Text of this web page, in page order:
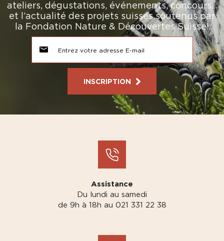
ateliers, dégustations, événements, concours…
et l’actualité des projets suisses soutenus par
la Fondation Nature & Découvertes Suisse!
INSCRIPTION
Assistance
Du lundi au samedi
de 9h à 18h au 021 331 22 38